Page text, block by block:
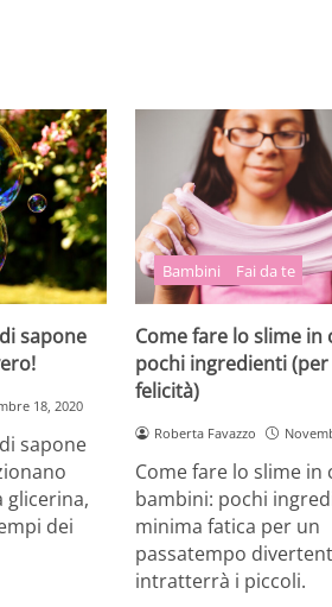
sapone
18, 2020
sapone
glicerina,
dei
Bambini Fai da te
Come fare lo slime in
pochi ingredienti
felicità)
Roberta Favazzo
Come fare lo slime in
bambini: pochi
minima fatica per un
passatempo
intratterrà i piccoli.